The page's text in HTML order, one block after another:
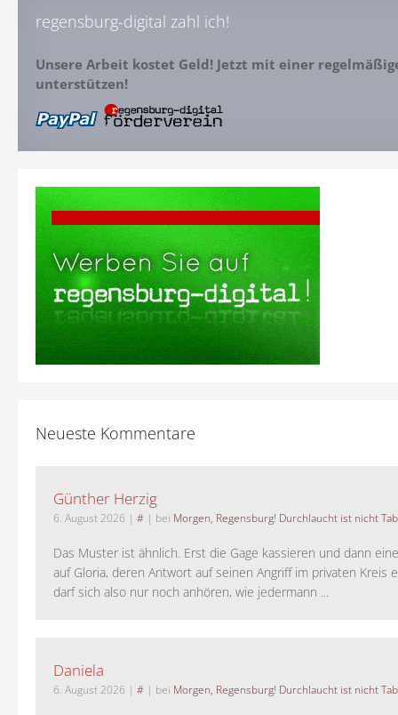
regensburg-digital zahl ich!
Unsere Arbeit kostet Geld! Jetzt mit einer
unterstützen!
Neueste Kommentare
Günther Herzig
6. August 2026 | # | bei Morgen, Regensburg! Durchlaucht ist nicht
Das Muster ist ähnlich. Erst die Gage kassieren und dann
auf Gloria, deren Antwort auf seinen Angriff im privaten Kreis
darf sich also nur noch anhören, wie jedermann ...
Daniela
6. August 2026 | # | bei Morgen, Regensburg! Durchlaucht ist nicht